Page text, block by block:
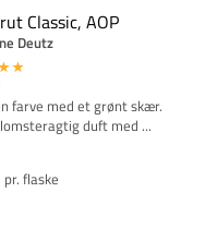
Classic, AOP
Deutz
farve med et grønt skær.
duft med ...
pr. flaske